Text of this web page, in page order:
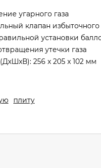
угарного газа
клапан
установки
утечки газа
256 х 205 х 102 мм
плиту